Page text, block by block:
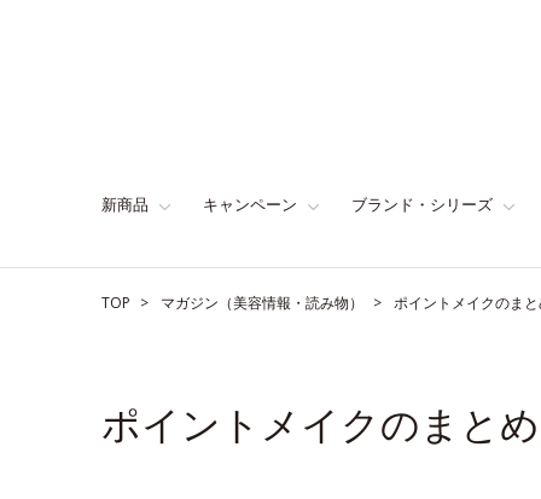
新商品 キャンペーン ブランド・シリーズ
TOP マガジン（美容情報・読み物） ポイントメイクのま
ポイントメイクのまとめ